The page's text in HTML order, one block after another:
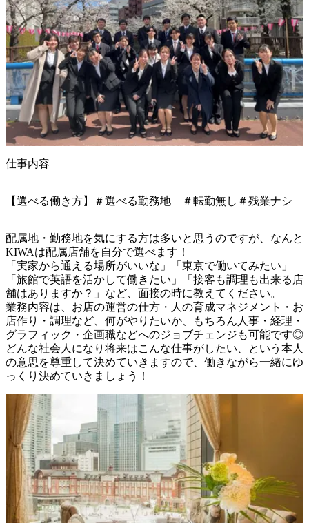
仕事内容
【選べる働き方】＃選べる勤務地 ＃転勤無し＃残業ナシ
配属地・勤務地を気にする方は多いと思うのですが、なんと
KIWAは配属店舗を自分で選べます！
「実家から通える場所がいいな」「東京で働いてみたい」
「旅館で英語を活かして働きたい」「接客も調理も出来る店
舗はありますか？」など、面接の時に教えてください。
業務内容は、お店の運営の仕方・人の育成マネジメント・お
店作り・調理など、何がやりたいか、もちろん人事・経理・
グラフィック・企画職などへのジョブチェンジも可能です◎
どんな社会人になり将来はこんな仕事がしたい、という本人
の意思を尊重して決めていきますので、働きながら一緒にゆ
っくり決めていきましょう！